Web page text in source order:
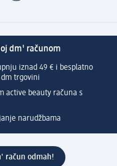
dm' računom
iznad 49 € i besplatno
trgovini
active beauty računa s
narudžbama
račun odmah!